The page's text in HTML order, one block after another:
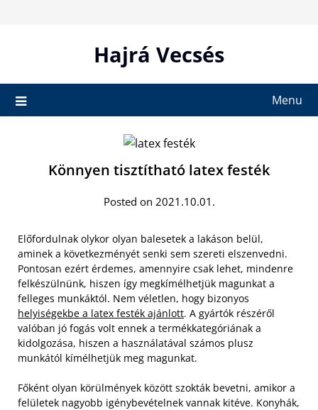
Hajrá Vecsés
Menu
Könnyen tisztítható latex festék
Posted on 2021.10.01.
Előfordulnak olykor olyan balesetek a lakáson belül,
aminek a következményét senki sem szereti elszenvedni.
Pontosan ezért érdemes, amennyire csak lehet, mindenre
felkészülnünk, hiszen így megkímélhetjük magunkat a
felleges munkáktól. Nem véletlen, hogy bizonyos
helyiségekbe a latex festék ajánlott. A gyártók részéről
valóban jó fogás volt ennek a termékkategóriának a
kidolgozása, hiszen a használatával számos plusz
munkától kímélhetjük meg magunkat.
Főként olyan körülmények között szokták bevetni, amikor a
felületek nagyobb igénybevételnek vannak kitéve. Konyhák,